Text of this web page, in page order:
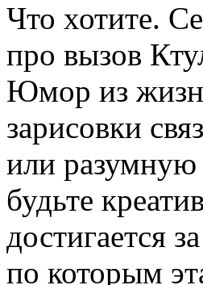
Что хотите.
про вызов
Юмор из
зарисовки
или разумную
будьте
достигается
по которым